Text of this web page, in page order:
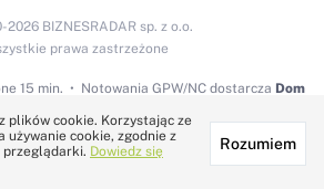
15 min. Notowania GPW/NC dostarcza Dom
2026 BIZNESRADAR sp. z o.o.
prawa zastrzeżone
dostarcza:
plików cookie. Korzystając ze
używanie cookie, zgodnie z
Dowiedz się
Rozumiem